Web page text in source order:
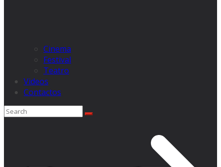
Cinema
Festival
Teatro
Videos
Contactos